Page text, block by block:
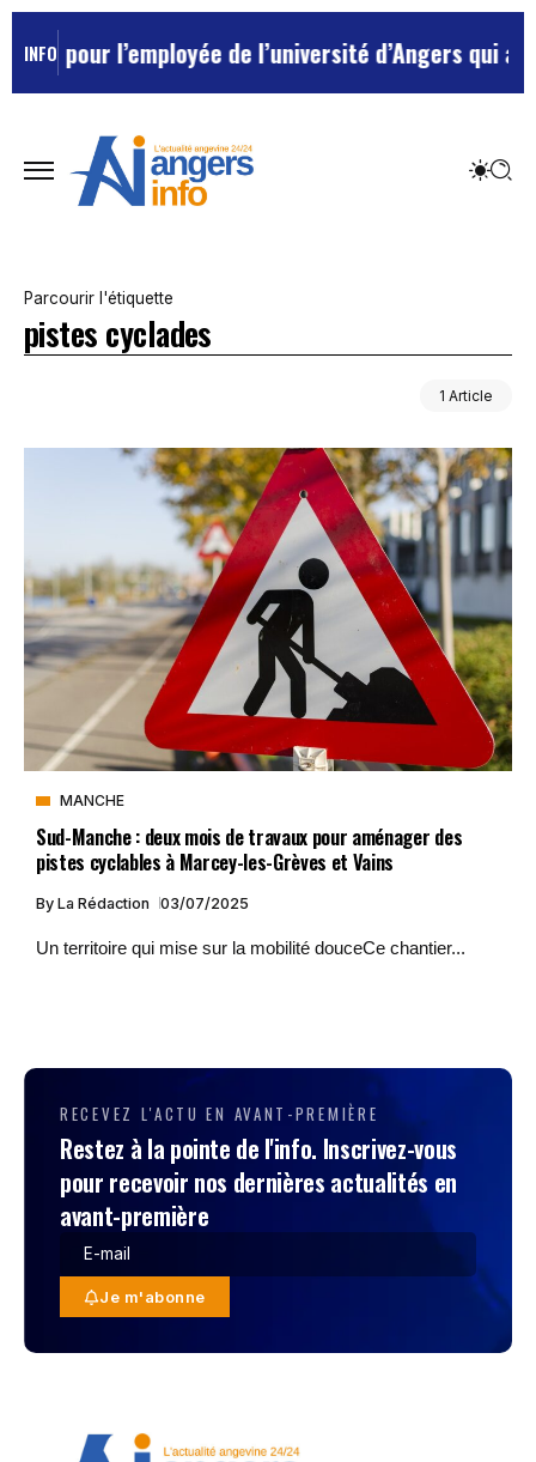
INFOpour l’employée de l’université d’Angers qui
Parcourir l'étiquette
pistes cyclades
1 Article
MANCHE
Sud-Manche : deux mois de travaux pour aménager des
pistes cyclables à Marcey-les-Grèves et Vains
By La Rédaction 03/07/2025
Un territoire qui mise sur la mobilité douceCe chantier...
RECEVEZ L'ACTU EN AVANT-PREMIÈRE
Restez à la pointe de l'info. Inscrivez-vous
pour recevoir nos dernières actualités en
avant-première
Je m'abonne